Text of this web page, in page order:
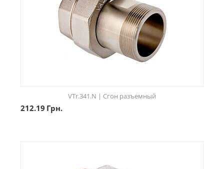
VTr.341.N | Сгон разъемный
212.19 Грн.